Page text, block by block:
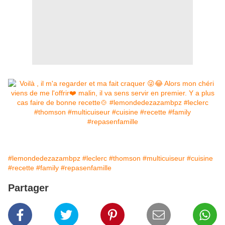
#lemondedezazambpz #leclerc #thomson #multicuiseur #cuisine
#recette #family #repasenfamille
Partager